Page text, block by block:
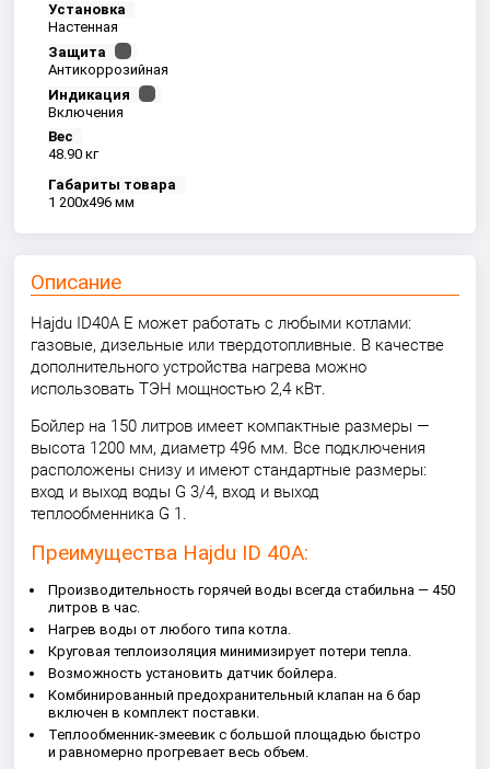
Установка
Настенная
Защита
Антикоррозийная
Индикация
Включения
Вес
48.90 кг
Габариты товара
1 200x496 мм
Описание
Hajdu ID40A E может работать с любыми котлами:
газовые, дизельные или твердотопливные. В качестве
дополнительного устройства нагрева можно
использовать ТЭН мощностью 2,4 кВт.
Бойлер на 150 литров имеет компактные размеры —
высота 1200 мм, диаметр 496 мм. Все подключения
расположены снизу и имеют стандартные размеры:
вход и выход воды G 3/4, вход и выход
теплообменника G 1.
Преимущества Hajdu ID 40A:
Производительность горячей воды всегда стабильна — 450
литров в час.
Нагрев воды от любого типа котла.
Круговая теплоизоляция минимизирует потери тепла.
Возможность установить датчик бойлера.
Комбинированный предохранительный клапан на 6 бар
включен в комплект поставки.
Теплообменник-змеевик с большой площадью быстро
и равномерно прогревает весь объем.